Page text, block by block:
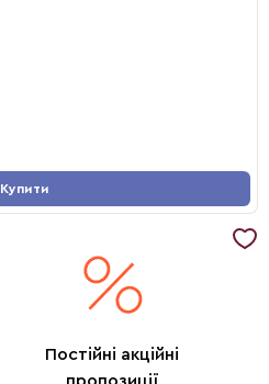
Купити
Постійні акційні